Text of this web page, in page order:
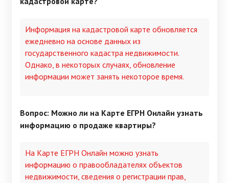
Информация на кадастровой карте обновляется
ежедневно на основе данных из
государственного кадастра недвижимости.
Однако, в некоторых случаях, обновление
информации может занять некоторое время.
Вопрос: Можно ли на Карте ЕГРН Онлайн узнать
информацию о продаже квартиры?
На Карте ЕГРН Онлайн можно узнать
информацию о правообладателях объектов
недвижимости, сведения о регистрации прав,